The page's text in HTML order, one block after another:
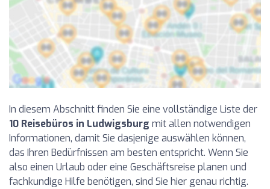
In diesem Abschnitt finden Sie eine vollständige Liste der
10 Reisebüros in Ludwigsburg mit allen notwendigen
Informationen, damit Sie dasjenige auswählen können,
das Ihren Bedürfnissen am besten entspricht. Wenn Sie
also einen Urlaub oder eine Geschäftsreise planen und
fachkundige Hilfe benötigen, sind Sie hier genau richtig.